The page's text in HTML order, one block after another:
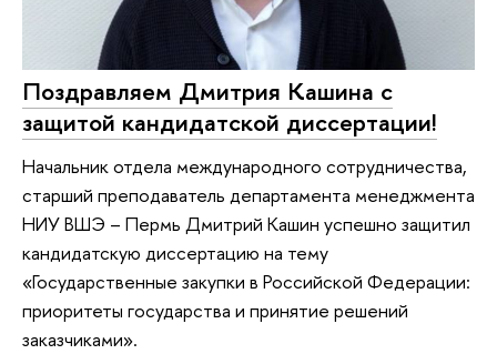
Поздравляем Дмитрия Кашина с
защитой кандидатской диссертации!
Начальник отдела международного сотрудничества,
старший преподаватель департамента менеджмента
НИУ ВШЭ – Пермь Дмитрий Кашин успешно защитил
кандидатскую диссертацию на тему
«Государственные закупки в Российской Федерации:
приоритеты государства и принятие решений
заказчиками».